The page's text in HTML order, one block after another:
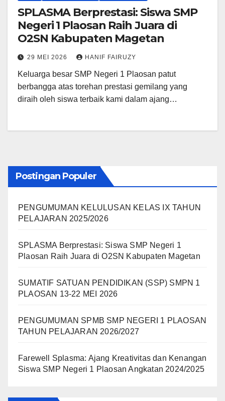
SPLASMA Berprestasi: Siswa SMP
Negeri 1 Plaosan Raih Juara di
O2SN Kabupaten Magetan
29 MEI 2026 HANIF FAIRUZY
Keluarga besar SMP Negeri 1 Plaosan patut
berbangga atas torehan prestasi gemilang yang
diraih oleh siswa terbaik kami dalam ajang…
Postingan Populer
PENGUMUMAN KELULUSAN KELAS IX TAHUN
PELAJARAN 2025/2026
SPLASMA Berprestasi: Siswa SMP Negeri 1
Plaosan Raih Juara di O2SN Kabupaten Magetan
SUMATIF SATUAN PENDIDIKAN (SSP) SMPN 1
PLAOSAN 13-22 MEI 2026
PENGUMUMAN SPMB SMP NEGERI 1 PLAOSAN
TAHUN PELAJARAN 2026/2027
Farewell Splasma: Ajang Kreativitas dan Kenangan
Siswa SMP Negeri 1 Plaosan Angkatan 2024/2025